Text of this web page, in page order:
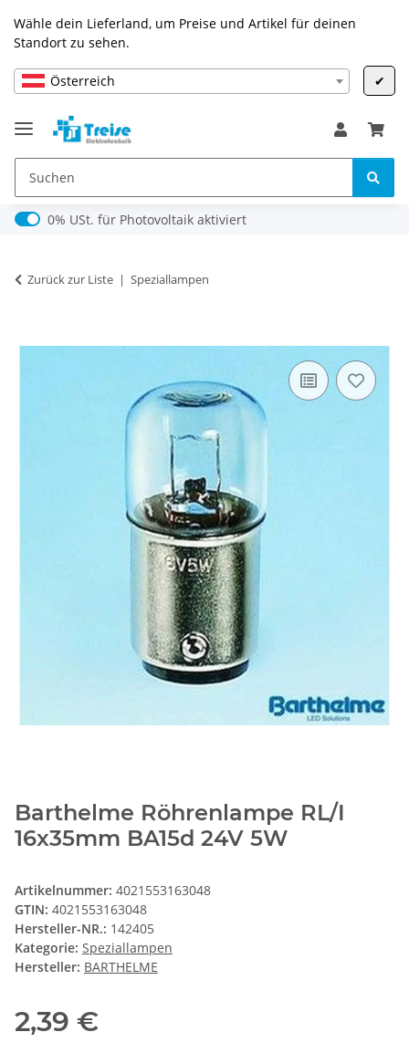
Wähle dein Lieferland, um Preise und Artikel für deinen
Standort zu sehen.
Österreich ✔
0% USt. für Photovoltaik (§ 12 Abs. 3 UStG)
0% USt. für Photovoltaik aktiviert
Zurück zur Liste Speziallampen
Barthelme Röhrenlampe RL/I
16x35mm BA15d 24V 5W
Artikelnummer: 4021553163048
GTIN: 4021553163048
Hersteller-NR.: 142405
Kategorie: Speziallampen
Hersteller: BARTHELME
2,39 €